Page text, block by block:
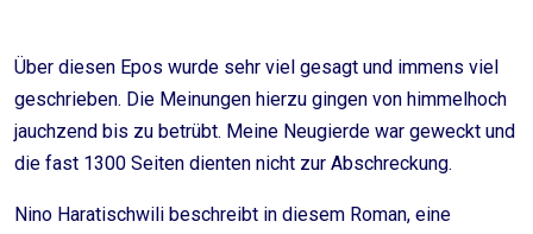
Über diesen Epos wurde sehr viel gesagt und immens viel
geschrieben. Die Meinungen hierzu gingen von himmelhoch
jauchzend bis zu betrübt. Meine Neugierde war geweckt und
die fast 1300 Seiten dienten nicht zur Abschreckung.
Nino Haratischwili beschreibt in diesem Roman, eine